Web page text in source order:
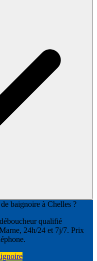
baignoire à Chelles ?
qualifié
24h/24 et 7j/7. Prix